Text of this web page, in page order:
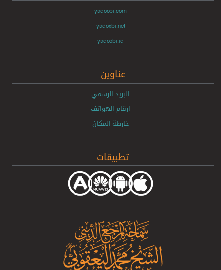
yaqoobi.com
yaqoobi.net
yaqoobi.iq
عناوين
البريد الرسمي
ارقام الهواتف
خارطة المكان
تطبيقات